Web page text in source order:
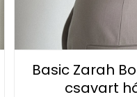
Basic Zarah
csavart